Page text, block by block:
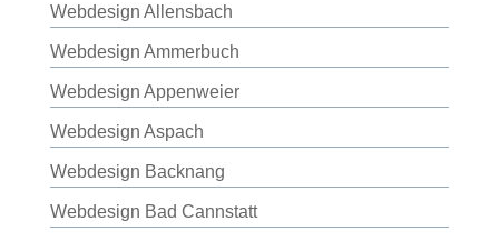
Webdesign Allensbach
Webdesign Ammerbuch
Webdesign Appenweier
Webdesign Aspach
Webdesign Backnang
Webdesign Bad Cannstatt